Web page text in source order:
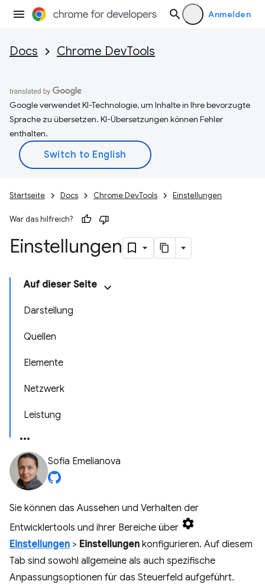
Anmelden
Docs Chrome DevTools
Google verwendet KI-Technologie, um Inhalte in Ihre bevorzugte
Sprache zu übersetzen. KI-Übersetzungen können Fehler
enthalten.
Startseite Docs Chrome DevTools Einstellungen
War das hilfreich?
Einstellungen
Auf dieser Seite
Darstellung
Quellen
Elemente
Netzwerk
Leistung
Sofia Emelianova
Sie können das Aussehen und Verhalten der
Entwicklertools und ihrer Bereiche über
Einstellungen > Einstellungen konfigurieren. Auf diesem
Tab sind sowohl allgemeine als auch spezifische
Anpassungsoptionen für das Steuerfeld aufgeführt.